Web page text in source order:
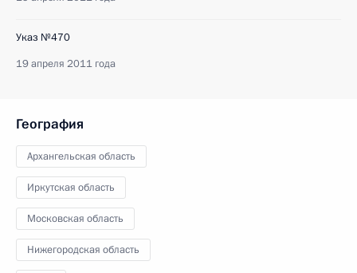
Указ №470
19 апреля 2011 года
География
Архангельская область
Иркутская область
Московская область
Нижегородская область